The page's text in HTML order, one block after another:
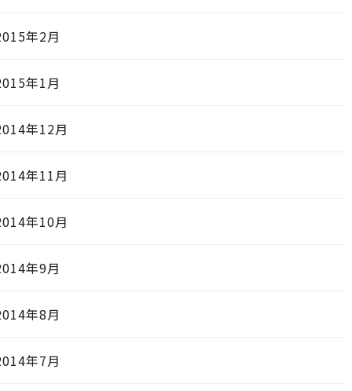
年2月
年1月
年12月
年11月
年10月
年9月
年8月
年7月